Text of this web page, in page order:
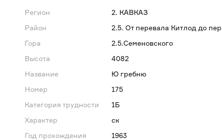
Регион
2. КАВКАЗ
Район
2.5. От перевала Китлод до
Гора
2.5.Семеновского
Высота
4082
Название
Ю гребню
Номер
175
Категория трудности
1Б
Характер
ск
Год прохождения
1963